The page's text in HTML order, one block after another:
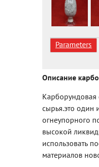
Parameters
Описание
Карборундовая
сырья.это один
огнеупорного
высокой
использовать
материалов